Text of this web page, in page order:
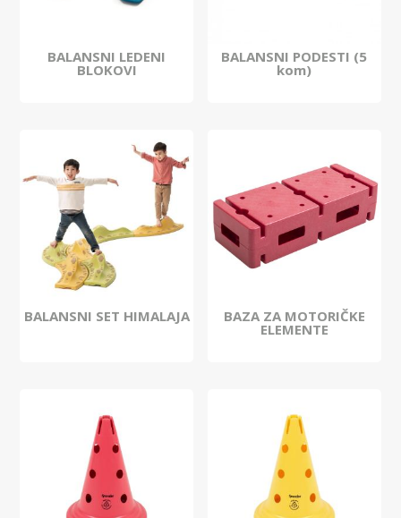
BALANSNI LEDENI
BLOKOVI
BALANSNI PODESTI (5
kom)
BALANSNI SET HIMALAJA BAZA ZA MOTORIČKE
ELEMENTE